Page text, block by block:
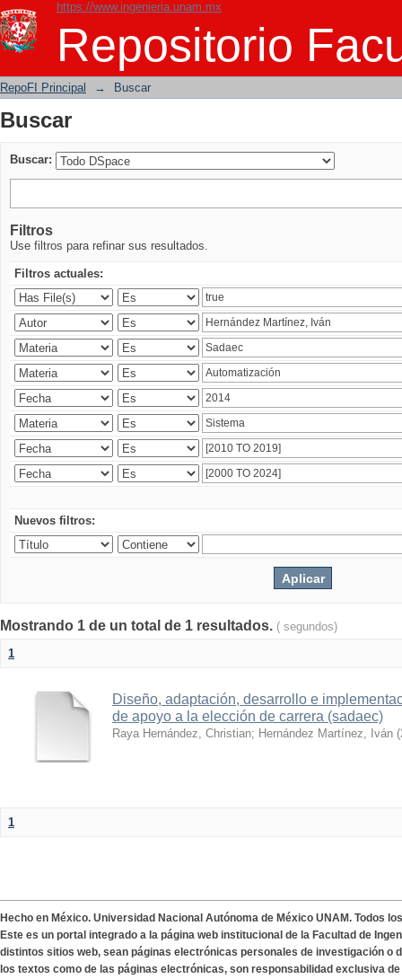
https://www.ingenieria.unam.mx
Repositorio
Buscar
RepoFI Principal → Buscar
Buscar
Buscar:
Filtros
Use filtros para refinar sus resultados.
Filtros actuales:
Nuevos filtros:
Mostrando 1 de un total de 1 resultados. ( segundos)
1
Diseño, adaptación, desarrollo e
de apoyo a la elección de carrera (sadaec)
Raya Hernández, Christian; Hernández Martínez, Iván (
1
Hecho en México. Universidad Nacional Autónoma de México UNAM. Todos
Este es un portal integrado a la página web institucional de la Facultad de
distintos sitios web, sean páginas electrónicas personales de investigación o
los textos como de las páginas electrónicas, son responsabilidad exclusiva